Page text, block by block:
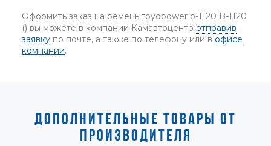
Оформить заказ на ремень toyopower b-1120 B-1120
() вы можете в компании Камавтоцентр отправив
заявку по почте, а также по телефону или в офисе
компании.
ДОПОЛНИТЕЛЬНЫЕ ТОВАРЫ ОТ
ПРОИЗВОДИТЕЛЯ